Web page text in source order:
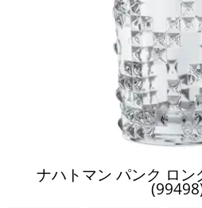
ナハトマン パンク ロ